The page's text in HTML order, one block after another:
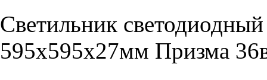
Светильник
595х595х27мм Призма